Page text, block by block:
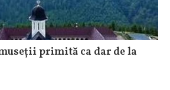
primită ca dar de la